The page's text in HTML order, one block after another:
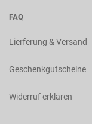
FAQ
Lierferung & Versand
Geschenkgutscheine
Widerruf erklären